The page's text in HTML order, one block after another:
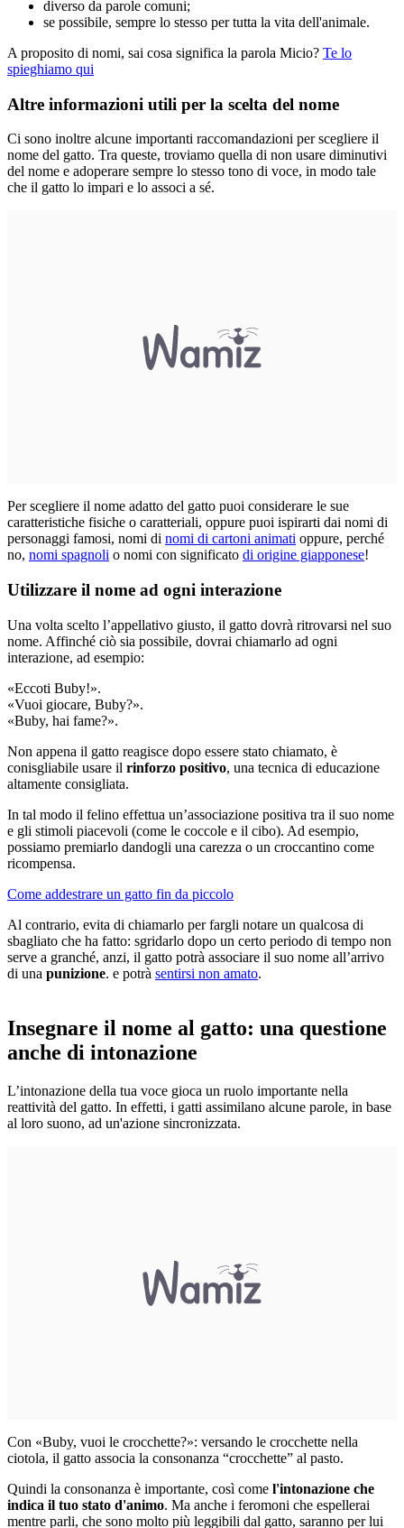
diverso da parole comuni;
se possibile, sempre lo stesso per tutta la vita dell'animale.
A proposito di nomi, sai cosa significa la parola Micio? Te lo
spieghiamo qui
Altre informazioni utili per la scelta del nome
Ci sono inoltre alcune importanti raccomandazioni per scegliere il
nome del gatto. Tra queste, troviamo quella di non usare diminutivi
del nome e adoperare sempre lo stesso tono di voce, in modo tale
che il gatto lo impari e lo associ a sé.
Per scegliere il nome adatto del gatto puoi considerare le sue
caratteristiche fisiche o caratteriali, oppure puoi ispirarti dai nomi di
personaggi famosi, nomi di nomi di cartoni animati oppure, perché
no, nomi spagnoli o nomi con significato di origine giapponese!
Utilizzare il nome ad ogni interazione
Una volta scelto l’appellativo giusto, il gatto dovrà ritrovarsi nel suo
nome. Affinché ciò sia possibile, dovrai chiamarlo ad ogni
interazione, ad esempio:
«Eccoti Buby!».
«Vuoi giocare, Buby?».
«Buby, hai fame?».
Non appena il gatto reagisce dopo essere stato chiamato, è
conisgliabile usare il rinforzo positivo, una tecnica di educazione
altamente consigliata.
In tal modo il felino effettua un’associazione positiva tra il suo nome
e gli stimoli piacevoli (come le coccole e il cibo). Ad esempio,
possiamo premiarlo dandogli una carezza o un croccantino come
ricompensa.
Come addestrare un gatto fin da piccolo
Al contrario, evita di chiamarlo per fargli notare un qualcosa di
sbagliato che ha fatto: sgridarlo dopo un certo periodo di tempo non
serve a granché, anzi, il gatto potrà associare il suo nome all’arrivo
di una punizione. e potrà sentirsi non amato.
Insegnare il nome al gatto: una questione
anche di intonazione
L’intonazione della tua voce gioca un ruolo importante nella
reattività del gatto. In effetti, i gatti assimilano alcune parole, in base
al loro suono, ad un'azione sincronizzata.
Con «Buby, vuoi le crocchette?»: versando le crocchette nella
ciotola, il gatto associa la consonanza “crocchette” al pasto.
Quindi la consonanza è importante, così come l'intonazione che
indica il tuo stato d'animo. Ma anche i feromoni che espellerai
mentre parli, che sono molto più leggibili dal gatto, saranno per lui